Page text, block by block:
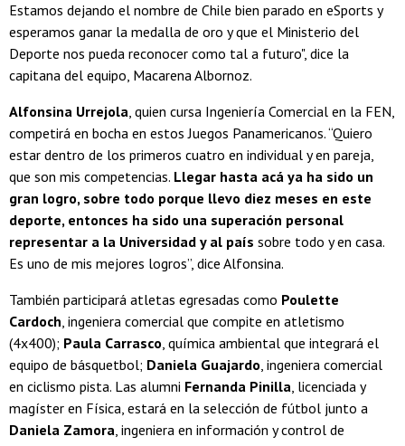
Estamos dejando el nombre de Chile bien parado en eSports y
esperamos ganar la medalla de oro y que el Ministerio del
Deporte nos pueda reconocer como tal a futuro", dice la
capitana del equipo, Macarena Albornoz.
Alfonsina Urrejola, quien cursa Ingeniería Comercial en la FEN,
competirá en bocha en estos Juegos Panamericanos. “Quiero
estar dentro de los primeros cuatro en individual y en pareja,
que son mis competencias. Llegar hasta acá ya ha sido un
gran logro, sobre todo porque llevo diez meses en este
deporte, entonces ha sido una superación personal
representar a la Universidad y al país sobre todo y en casa.
Es uno de mis mejores logros”, dice Alfonsina.
También participará atletas egresadas como Poulette
Cardoch, ingeniera comercial que compite en atletismo
(4x400); Paula Carrasco, química ambiental que integrará el
equipo de básquetbol; Daniela Guajardo, ingeniera comercial
en ciclismo pista. Las alumni Fernanda Pinilla, licenciada y
magíster en Física, estará en la selección de fútbol junto a
Daniela Zamora, ingeniera en información y control de